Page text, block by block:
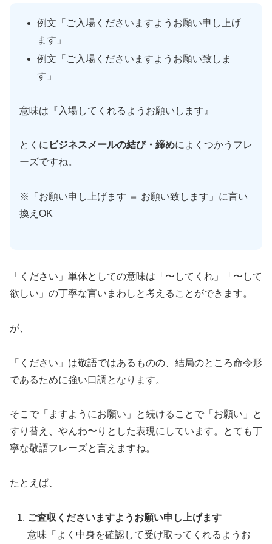
例文「ご入場くださいますようお願い申し上げ
ます」
例文「ご入場くださいますようお願い致しま
す」
意味は『入場してくれるようお願いします』
とくに ビジネスメールの結び・締めによくつかうフレ
ーズですね。
※「お願い申し上げます ＝ お願い致します」に言い
換えOK
「ください」単体としての意味は「〜してくれ」「〜して
欲しい」の丁寧な言いまわしと考えることができます。
が、
「ください」は敬語ではあるものの、結局のところ命令形
であるために強い口調となります。
そこで「ますようにお願い」と続けることで「お願い」と
すり替え、やんわ〜りとした表現にしています。とても丁
寧な敬語フレーズと言えますね。
たとえば、
ご査収くださいますようお願い申し上げます
意味「よく中身を確認して受け取ってくれるようお